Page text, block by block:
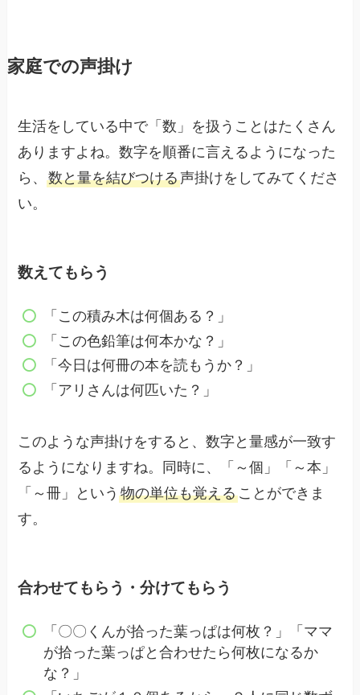
家庭での声掛け
生活をしている中で「数」を扱うことはたくさん
ありますよね。数字を順番に言えるようになった
ら、数と量を結びつける声掛けをしてみてくださ
い。
数えてもらう
「この積み木は何個ある？」
「この色鉛筆は何本かな？」
「今日は何冊の本を読もうか？」
「アリさんは何匹いた？」
このような声掛けをすると、数字と量感が一致す
るようになりますね。同時に、「～個」「～本」
「～冊」という物の単位も覚えることができま
す。
合わせてもらう・分けてもらう
「〇〇くんが拾った葉っぱは何枚？」「ママ
が拾った葉っぱと合わせたら何枚になるか
な？」